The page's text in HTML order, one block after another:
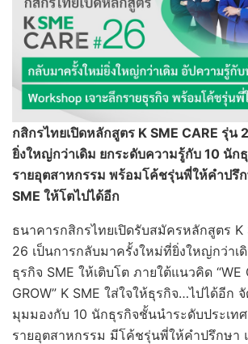
กสิกรไทยเปิดหลักสูตร K SME CARE รุ่น
ยิ่งใหญ่กว่าเดิม ยกระดับความรู้กับ 10 นัก
รายอุตสาหกรรม พร้อมโค้ชรุ่นพี่ให้คำปรึก
SME ให้โตไปได้อีก
ธนาคารกสิกรไทยเปิดรับสมัครหลักสูตร K
26 เป็นการกลับมาครั้งใหม่ที่ยิ่งใหญ่กว่าเ
ธุรกิจ SME ให้เติบโต ภายใต้แนวคิด “WE
GROW” K SME ใส่ใจให้ธุรกิจ…ไปได้อีก
มุมมองกับ 10 นักธุรกิจชั้นนำระดับประเทศ
รายอุตสาหกรรม มีโค้ชรุ่นพี่ให้คำปรึกษา